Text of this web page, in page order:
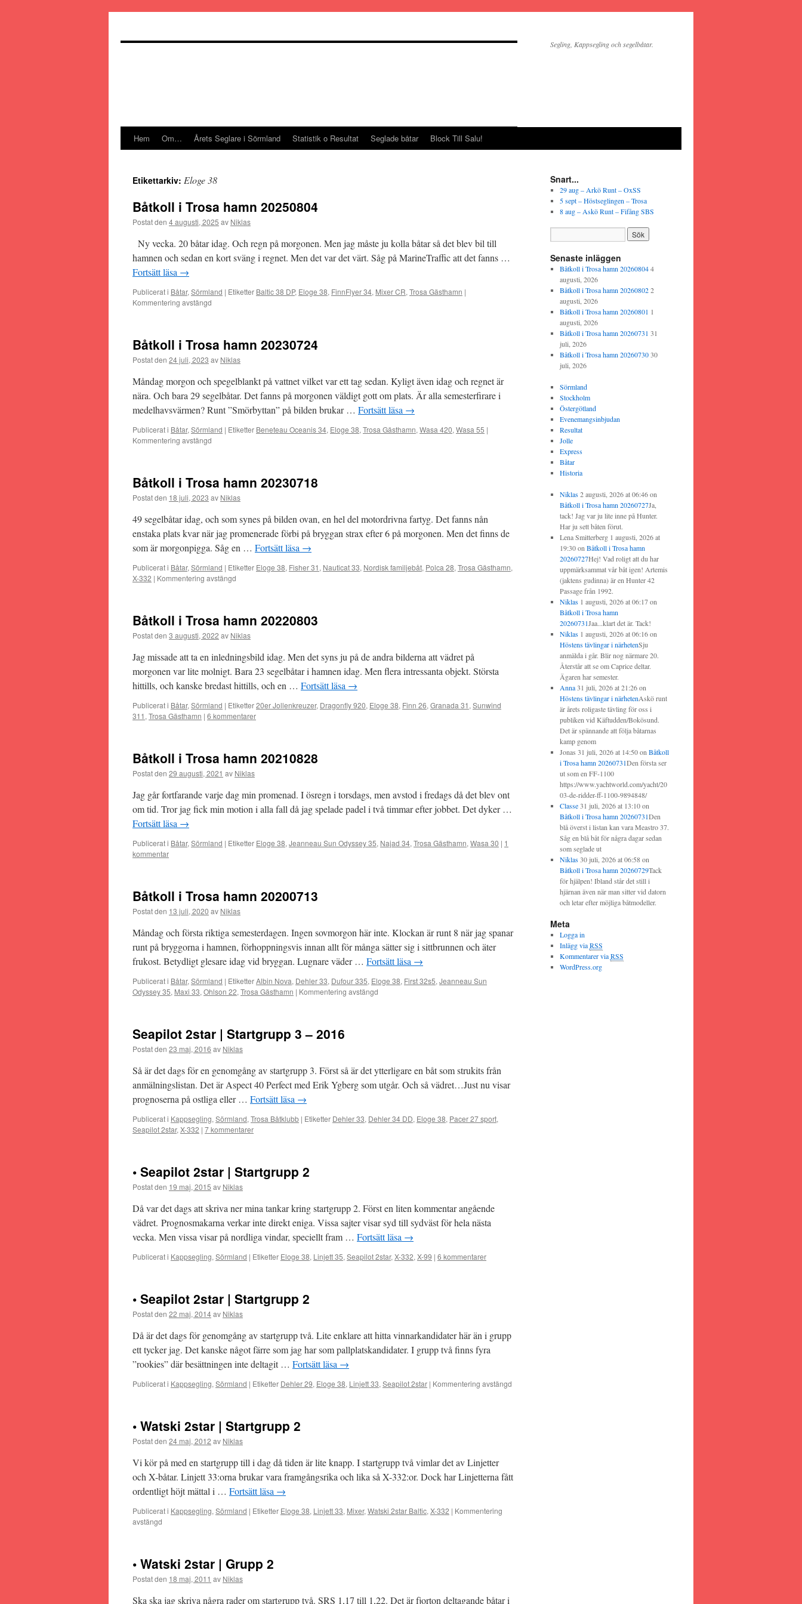
innehåll
Segling, Kappsegling och segelbåtar.
Hem Om… Årets Seglare i Sörmland Statistik o Resultat Seglade båtar Block Till Salu!
Etikettarkiv: Eloge 38
Båtkoll i Trosa hamn 20250804
Postat den 4 augusti, 2025 av Niklas
Ny vecka. 20 båtar idag. Och regn på morgonen. Men jag måste ju kolla båtar så det blev bil till
hamnen och sedan en kort sväng i regnet. Men det var det värt. Såg på MarineTraffic att det fanns …
Fortsätt läsa →
Publicerat i Båtar, Sörmland | Etiketter Baltic 38 DP, Eloge 38, FinnFlyer 34, Mixer CR, Trosa Gästhamn |
Kommentering avstängd
Båtkoll i Trosa hamn 20230724
Postat den 24 juli, 2023 av Niklas
Måndag morgon och spegelblankt på vattnet vilket var ett tag sedan. Kyligt även idag och regnet är
nära. Och bara 29 segelbåtar. Det fanns på morgonen väldigt gott om plats. Är alla semesterfirare i
medelhavsvärmen? Runt ”Smörbyttan” på bilden brukar … Fortsätt läsa →
Publicerat i Båtar, Sörmland | Etiketter Beneteau Oceanis 34, Eloge 38, Trosa Gästhamn, Wasa 420, Wasa 55 |
Kommentering avstängd
Båtkoll i Trosa hamn 20230718
Postat den 18 juli, 2023 av Niklas
49 segelbåtar idag, och som synes på bilden ovan, en hel del motordrivna fartyg. Det fanns nån
enstaka plats kvar när jag promenerade förbi på bryggan strax efter 6 på morgonen. Men det finns de
som är morgonpigga. Såg en … Fortsätt läsa →
Publicerat i Båtar, Sörmland | Etiketter Eloge 38, Fisher 31 , Nauticat 33, Nordisk familjebåt, Polca 28, Trosa Gästhamn,
X-332 | Kommentering avstängd
Båtkoll i Trosa hamn 20220803
Postat den 3 augusti, 2022 av Niklas
Jag missade att ta en inledningsbild idag. Men det syns ju på de andra bilderna att vädret på
morgonen var lite molnigt. Bara 23 segelbåtar i hamnen idag. Men flera intressanta objekt. Största
hittills, och kanske bredast hittills, och en … Fortsätt läsa →
Publicerat i Båtar, Sörmland | Etiketter20er Jollenkreuzer, Dragonfly 920, Eloge 38, Finn 26, Granada 31 , Sunwind
311 , Trosa Gästhamn | 6 kommentarer
Båtkoll i Trosa hamn 20210828
Postat den 29 augusti, 2021 av Niklas
Jag går fortfarande varje dag min promenad. I ösregn i torsdags, men avstod i fredags då det blev ont
om tid. Tror jag fick min motion i alla fall då jag spelade padel i två timmar efter jobbet. Det dyker …
Fortsätt läsa →
Publicerat i Båtar, Sörmland | Etiketter Eloge 38, Jeanneau Sun Odyssey 35, Najad 34, Trosa Gästhamn, Wasa 30 | 1
kommentar
Båtkoll i Trosa hamn 20200713
Postat den 13 juli, 2020 av Niklas
Måndag och första riktiga semesterdagen. Ingen sovmorgon här inte. Klockan är runt 8 när jag spanar
runt på bryggorna i hamnen, förhoppningsvis innan allt för många sätter sig i sittbrunnen och äter
frukost. Betydligt glesare idag vid bryggan. Lugnare väder … Fortsätt läsa →
Publicerat i Båtar, Sörmland | EtiketterAlbin Nova, Dehler 33, Dufour 335, Eloge 38, First 32s5, Jeanneau Sun
Odyssey 35, Maxi 33, Ohlson 22, Trosa Gästhamn | Kommentering avstängd
Seapilot 2star | Startgrupp 3 – 2016
Postat den 23 maj, 2016 av Niklas
Så är det dags för en genomgång av startgrupp 3. Först så är det ytterligare en båt som strukits från
anmälningslistan. Det är Aspect 40 Perfect med Erik Ygberg som utgår. Och så vädret…Just nu visar
prognoserna på ostliga eller … Fortsätt läsa →
Publicerat i Kappsegling, Sörmland, Trosa Båtklubb | Etiketter Dehler 33, Dehler 34 DD, Eloge 38, Pacer 27 sport,
Seapilot 2star, X-332 | 7 kommentarer
• Seapilot 2star | Startgrupp 2
Postat den 19 maj, 2015 av Niklas
Då var det dags att skriva ner mina tankar kring startgrupp 2. Först en liten kommentar angående
vädret. Prognosmakarna verkar inte direkt eniga. Vissa sajter visar syd till sydväst för hela nästa
vecka. Men vissa visar på nordliga vindar, speciellt fram … Fortsätt läsa →
Publicerat i Kappsegling, Sörmland | Etiketter Eloge 38, Linjett 35, Seapilot 2star, X-332, X-99 | 6 kommentarer
• Seapilot 2star | Startgrupp 2
Postat den 22 maj, 2014av Niklas
Då är det dags för genomgång av startgrupp två. Lite enklare att hitta vinnarkandidater här än i grupp
ett tycker jag. Det kanske något färre som jag har som pallplatskandidater. I grupp två finns fyra
”rookies” där besättningen inte deltagit … Fortsätt läsa →
Publicerat i Kappsegling, Sörmland | Etiketter Dehler 29, Eloge 38, Linjett 33, Seapilot 2star | Kommentering avstängd
• Watski 2star | Startgrupp 2
Postat den 24 maj, 2012 av Niklas
Vi kör på med en startgrupp till i dag då tiden är lite knapp. I startgrupp två vimlar det av Linjetter
och X-båtar. Linjett 33:orna brukar vara framgångsrika och lika så X-332:or. Dock har Linjetterna fått
ordentligt höjt mättal i … Fortsätt läsa →
Publicerat i Kappsegling, Sörmland | Etiketter Eloge 38, Linjett 33, Mixer, Watski 2star Baltic, X-332 | Kommentering
avstängd
• Watski 2star | Grupp 2
Postat den 18 maj, 2011 av Niklas
Ska ska jag skriva några rader om startgrupp två. SRS 1,17 till 1,22. Det är fjorton deltagande båtar i
Snart...
29 aug – Arkö Runt – OxSS
5 sept – Höstseglingen – Trosa
8 aug – Askö Runt – Fifång SBS
Senaste inläggen
Båtkoll i Trosa hamn 20260804 4
augusti, 2026
Båtkoll i Trosa hamn 20260802 2
augusti, 2026
Båtkoll i Trosa hamn 20260801 1
augusti, 2026
Båtkoll i Trosa hamn 20260731 31
juli, 2026
Båtkoll i Trosa hamn 20260730 30
juli, 2026
Sörmland
Stockholm
Östergötland
Evenemangsinbjudan
Resultat
Jolle
Express
Båtar
Historia
Niklas2 augusti, 2026 at 06:46on
Båtkoll i Trosa hamn 20260727Ja,
tack! Jag var ju lite inne på Hunter.
Har ju sett båten förut.
Lena Smitterberg1 augusti, 2026 at
19:30on Båtkoll i Trosa hamn
20260727Hej! Vad roligt att du har
uppmärksammat vår båt igen! Artemis
(jaktens gudinna) är en Hunter 42
Passage från 1992.
Niklas1 augusti, 2026 at 06:17on
Båtkoll i Trosa hamn
20260731Jaa...klart det är. Tack!
Niklas1 augusti, 2026 at 06:16on
Höstens tävlingar i närhetenSju
anmälda i går. Blir nog närmare 20.
Återstår att se om Caprice deltar.
Ägaren har semester.
Anna31 juli, 2026 at 21:26on
Höstens tävlingar i närhetenAskö runt
är årets roligaste tävling för oss i
publiken vid Käftudden/Bokösund.
Det är spännande att följa båtarnas
kamp genom
Jonas 31 juli, 2026 at 14:50on Båtkoll
i Trosa hamn 20260731Den första ser
ut som en FF-1100
https://www.yachtworld.com/yacht/20
03-de-ridder-ff-1100-9894848/
Classe31 juli, 2026 at 13:10on
Båtkoll i Trosa hamn 20260731Den
blå överst i listan kan vara Meastro 37.
Såg en blå båt för några dagar sedan
som seglade ut
Niklas30 juli, 2026 at 06:58on
Båtkoll i Trosa hamn 20260729Tack
för hjälpen! Ibland står det still i
hjärnan även när man sitter vid datorn
och letar efter möjliga båtmodeller.
Meta
Logga in
Inlägg viaRSS
Kommentarer viaRSS
WordPress.org